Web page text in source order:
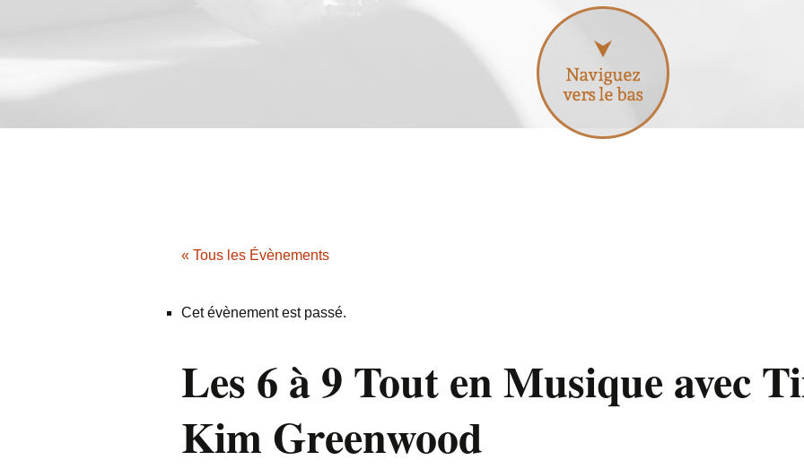
« Tous les Évènements
Cet évènement est passé.
Les 6 à 9 Tout en Musique avec
Kim Greenwood